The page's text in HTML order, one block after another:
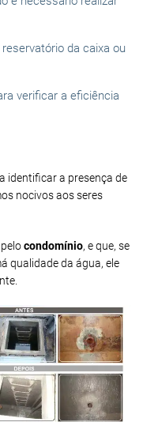
da caixa ou
verificar a eficiência
identificar a presença de
nocivos aos seres
condomínio, e que, se
qualidade da água, ele